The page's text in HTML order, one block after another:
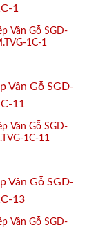
Vân Gỗ SGD-
1C-1
Vân Gỗ SGD-
1C-11
Vân Gỗ SGD-